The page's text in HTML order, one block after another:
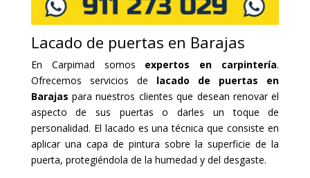
Lacado de puertas en Barajas
En Carpimad somos expertos en carpintería.
Ofrecemos servicios de lacado de puertas en
Barajaspara nuestros clientes que desean renovar el
aspecto de sus puertas o darles un toque de
personalidad. El lacado es una técnica que consiste en
aplicar una capa de pintura sobre la superficie de la
puerta, protegiéndola de la humedad y del desgaste.